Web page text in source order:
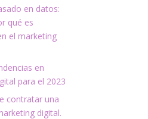
en datos:
qué es
el marketing
en
para el 2023
contratar una
digital.